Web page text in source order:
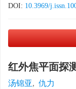
DOI: 10.3969/
红外焦平面探
汤锦亚, 仇力